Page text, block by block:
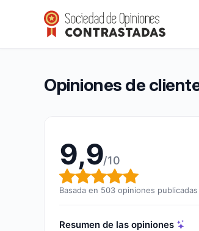
CITY-LOCKER Lyon
Calificación global: 9,9 de 10
9,9/10(503 opiniones)
Opiniones de
9,9/10
Calificación global:
Basada en 503 opiniones publicadas
Resumen de las opiniones